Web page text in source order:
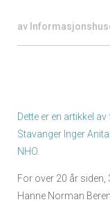
av
Dette er en artikkel
Stavanger Inger
NHO.
For over 20 år siden,
Hanne Norman